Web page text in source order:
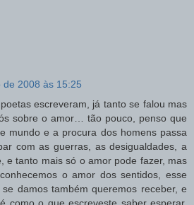
de 2008 às 15:25
escreveram, já tanto se falou mas
sobre o amor… tão pouco, penso que
mundo e a procura dos homens passa
com as guerras, as desigualdades, a
e tanto mais só o amor pode fazer, mas
o amor dos sentidos, esse
damos também queremos receber, e